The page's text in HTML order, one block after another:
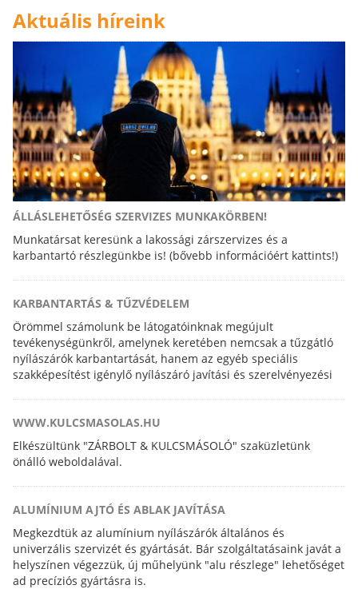
Aktuális híreink
ÁLLÁSLEHETŐSÉG SZERVIZES MUNKAKÖRBEN!
Munkatársat keresünk a lakossági zárszervizes és a
karbantartó részlegünkbe is! (bővebb információért kattints!)
KARBANTARTÁS & TŰZVÉDELEM
Örömmel számolunk be látogatóinknak megújult
tevékenységünkről, amelynek keretében nemcsak a tűzgátló
nyílászárók karbantartását, hanem az egyéb speciális
szakképesítést igénylő nyílászáró javítási és szerelvényezési
WWW.KULCSMASOLAS.HU
Elkészültünk "ZÁRBOLT & KULCSMÁSOLÓ" szaküzletünk
önálló weboldalával.
ALUMÍNIUM AJTÓ ÉS ABLAK JAVÍTÁSA
Megkezdtük az alumínium nyílászárók általános és
univerzális szervizét és gyártását. Bár szolgáltatásaink javát a
helyszínen végezzük, új műhelyünk "alu részlege" lehetőséget
ad precíziós gyártásra is.